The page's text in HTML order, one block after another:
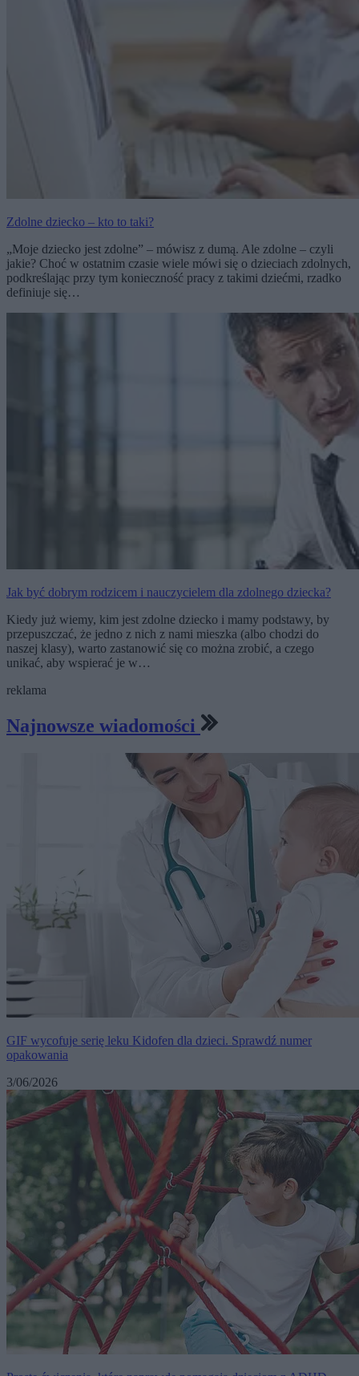
Zdolne dziecko – kto to taki?
„Moje dziecko jest zdolne” – mówisz z dumą. Ale zdolne – czyli
jakie? Choć w ostatnim czasie wiele mówi się o dzieciach zdolnych,
podkreślając przy tym konieczność pracy z takimi dziećmi, rzadko
definiuje się…
Jak być dobrym rodzicem i nauczycielem dla zdolnego dziecka?
Kiedy już wiemy, kim jest zdolne dziecko i mamy podstawy, by
przepuszczać, że jedno z nich z nami mieszka (albo chodzi do
naszej klasy), warto zastanowić się co można zrobić, a czego
unikać, aby wspierać je w…
reklama
Najnowsze wiadomości
GIF wycofuje serię leku Kidofen dla dzieci. Sprawdź numer
opakowania
3/06/2026